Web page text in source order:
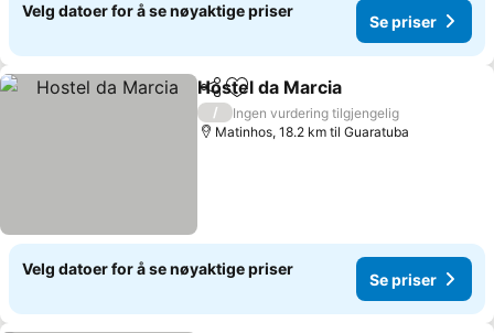
Velg datoer for å se nøyaktige priser
Se priser
Del Legg til i favoritter
Hostel da Marcia
/
Ingen vurdering tilgjengelig
Matinhos, 18.2 km til Guaratuba
Velg datoer for å se nøyaktige priser
Se priser